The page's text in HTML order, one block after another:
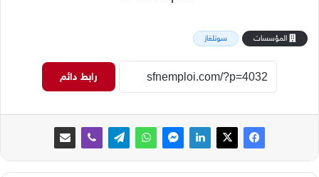
المؤسسات سونلغاز
رابط دائم